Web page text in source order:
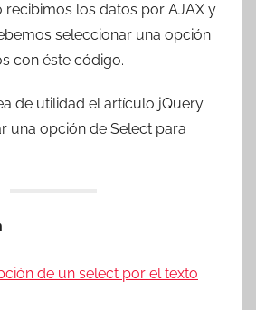
recibimos los datos por AJAX y
seleccionar una opción
con éste código.
de utilidad el artículo jQuery
una opción de Select para
de un select por el texto